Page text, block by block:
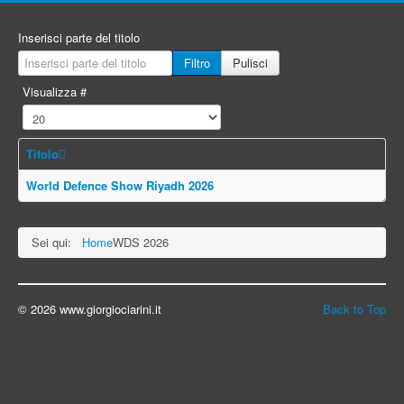
Inserisci parte del titolo
Filtro
Pulisci
Visualizza #
Titolo
World Defence Show Riyadh 2026
Sei qui: HomeWDS 2026
Back to Top
© 2026 www.giorgiociarini.it